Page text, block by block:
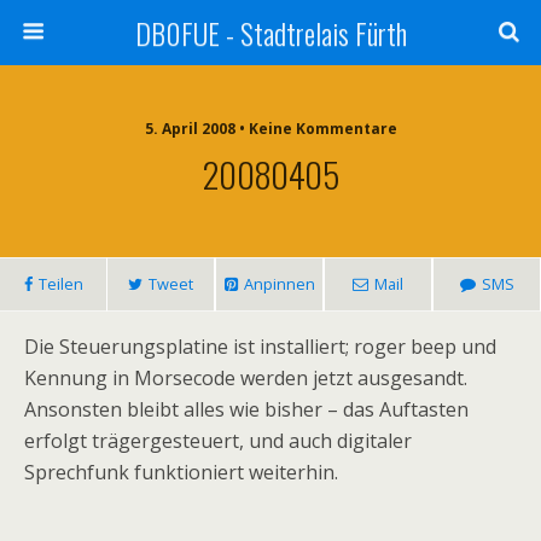
DB0FUE - Stadtrelais Fürth
5. April 2008 • Keine Kommentare
20080405
Teilen Tweet Anpinnen Mail SMS
Die Steuerungsplatine ist installiert; roger beep und
Kennung in Morsecode werden jetzt ausgesandt.
Ansonsten bleibt alles wie bisher – das Auftasten
erfolgt trägergesteuert, und auch digitaler
Sprechfunk funktioniert weiterhin.